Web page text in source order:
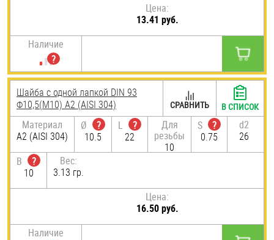
Цена:
13.41 руб.
Наличие
Шайба с одной лапкой DIN 93
Ф10,5(М10) А2 (AISI 304)
Материал
А2 (AISI 304)
Ø
?
10.5
L
?
22
Для
резьбы
10
S
?
0.75
d2
26
B
?
10
Вес:
3.13 гр.
Цена:
16.50 руб.
Наличие
СРАВНИТЬ В СПИСОК